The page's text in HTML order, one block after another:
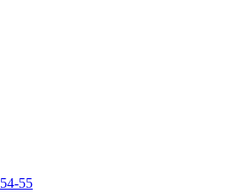
54-55